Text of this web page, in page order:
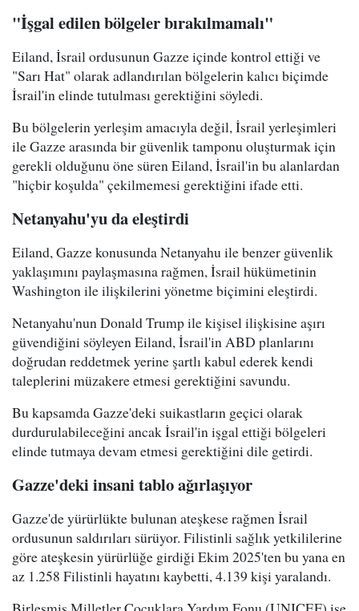
"İşgal edilen bölgeler bırakılmamalı"
Eiland, İsrail ordusunun Gazze içinde kontrol ettiği ve
"Sarı Hat" olarak adlandırılan bölgelerin kalıcı biçimde
İsrail'in elinde tutulması gerektiğini söyledi.
Bu bölgelerin yerleşim amacıyla değil, İsrail yerleşimleri
ile Gazze arasında bir güvenlik tamponu oluşturmak için
gerekli olduğunu öne süren Eiland, İsrail'in bu alanlardan
"hiçbir koşulda" çekilmemesi gerektiğini ifade etti.
Netanyahu'yu da eleştirdi
Eiland, Gazze konusunda Netanyahu ile benzer güvenlik
yaklaşımını paylaşmasına rağmen, İsrail hükümetinin
Washington ile ilişkilerini yönetme biçimini eleştirdi.
Netanyahu'nun Donald Trump ile kişisel ilişkisine aşırı
güvendiğini söyleyen Eiland, İsrail'in ABD planlarını
doğrudan reddetmek yerine şartlı kabul ederek kendi
taleplerini müzakere etmesi gerektiğini savundu.
Bu kapsamda Gazze'deki suikastların geçici olarak
durdurulabileceğini ancak İsrail'in işgal ettiği bölgeleri
elinde tutmaya devam etmesi gerektiğini dile getirdi.
Gazze'deki insani tablo ağırlaşıyor
Gazze'de yürürlükte bulunan ateşkese rağmen İsrail
ordusunun saldırıları sürüyor. Filistinli sağlık yetkililerine
göre ateşkesin yürürlüğe girdiği Ekim 2025'ten bu yana en
az 1.258 Filistinli hayatını kaybetti, 4.139 kişi yaralandı.